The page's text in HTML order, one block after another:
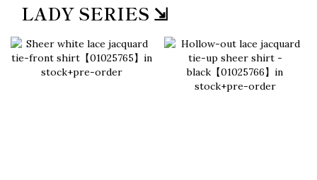
LADY SERIES ⇲